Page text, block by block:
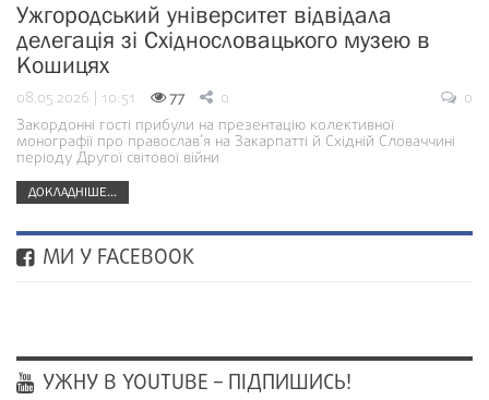
Ужгородський університет відвідала
делегація зі Східнословацького музею в
Кошицях
08.05.2026 | 10:51 77 0
0
Закордонні гості прибули на презентацію колективної
монографії про православ’я на Закарпатті й Східній Словаччині
періоду Другої світової війни
ДОКЛАДНІШЕ...
МИ У FACEBOOK
УЖНУ В YOUTUBE – ПІДПИШИСЬ!